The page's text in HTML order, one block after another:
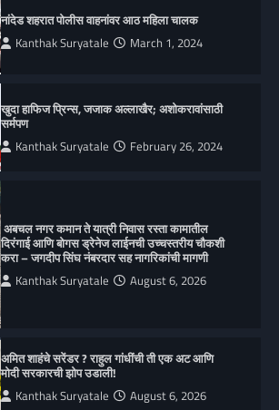
नांदेड शहरात पोलीस वाहनांवर आठ महिला चालक
Kanthak Suryatale March 1, 2024
खुदा हाफिज प्रिन्स, जजाक अल्लाखैर; अशोकरावांसाठी
सर्मपण
Kanthak Suryatale February 26, 2024
अबचल नगर कमान ते यात्री निवास रस्ता कामातील
दिरंगाई आणि बोगस ड्रेनेज लाईनची उच्चस्तरीय चौकशी
करा – जगदीप सिंघ नंबरदार सह नागरिकांची मागणी
Kanthak Suryatale August 6, 2026
अमित शाहंचे सरेंडर ? राहुल गांधींची ती एक अट आणि
मोदी सरकारची झोप उडाली!
Kanthak Suryatale August 6, 2026